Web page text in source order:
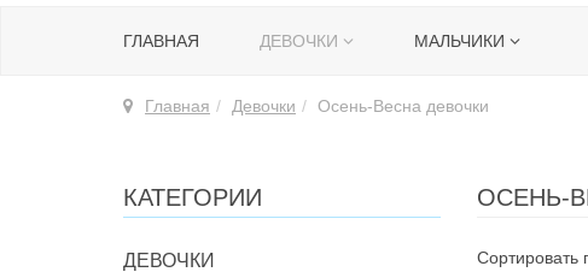
ГЛАВНАЯ ДЕВОЧКИ МАЛЬЧИКИ
Главная Девочки Осень-Весна девочки
ОСЕНЬ-
Сортировать
КАТЕГОРИИ
ДЕВОЧКИ